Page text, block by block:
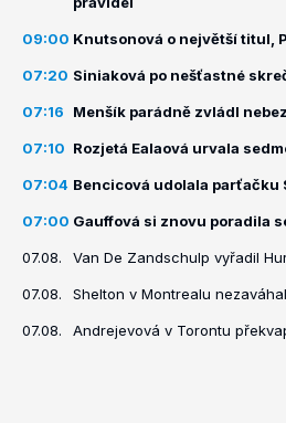
09:00 Knutsonová o největší titul,
07:20 Siniaková po nešťastné
07:16 Menšík parádně zvládl
07:10 Rozjetá Ealaová urvala
07:04 Bencicová udolala parťačku
07:00 Gauffová si znovu poradila
07.08. Van De Zandschulp vyřadil
07.08. Shelton v Montrealu nezaváhal
07.08. Andrejevová v Torontu